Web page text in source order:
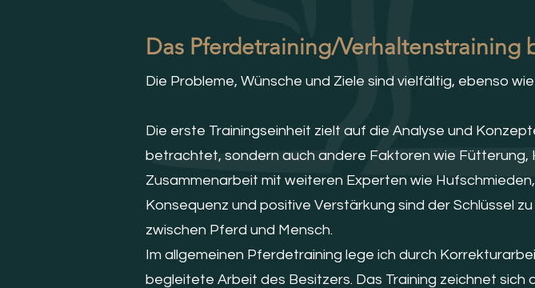
Das Pferdetraining/Verhaltenstraining
Die Probleme, Wünsche und Ziele sind vielfältig, ebenso
Die erste Trainingseinheit zielt auf die Analyse und
betrachtet, sondern auch andere Faktoren wie Fütterung,
Zusammenarbeit mit weiteren Experten wie
Konsequenz und positive Verstärkung sind der Schlüssel
zwischen Pferd und Mensch.
Im allgemeinen Pferdetraining lege ich durch
begleitete Arbeit des Besitzers. Das Training zeichnet